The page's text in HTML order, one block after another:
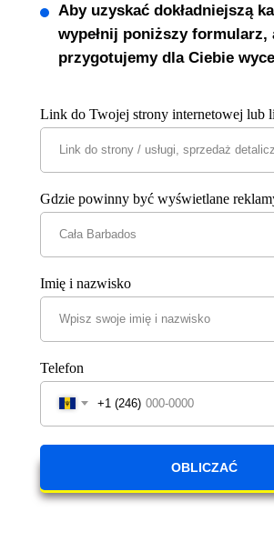
Link do Twojej strony internetowej lub
Gdzie powinny być wyświetlane
Imię i nazwisko
Telefon
+1 (246)
OBLICZAĆ
Aby uzyskać dokładniejszą
wypełnij poniższy formularz,
przygotujemy dla Ciebie